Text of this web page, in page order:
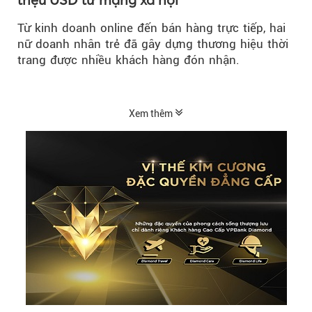
Từ kinh doanh online đến bán hàng trực tiếp, hai
nữ doanh nhân trẻ đã gây dựng thương hiệu thời
trang được nhiều khách hàng đón nhận.
Xem thêm